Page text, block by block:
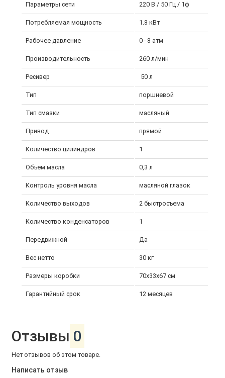
Параметры сети 220 В / 50 Гц / 1ф
Потребляемая мощность 1.8 кВт
Рабочее давление 0 - 8 атм
Производительность 260 л/мин
Ресивер 50 л
Тип поршневой
Тип смазки масляный
Привод прямой
Количество цилиндров 1
Объем масла 0,3 л
Контроль уровня масла масляной глазок
Количество выходов 2 быстросъема
Количество конденсаторов 1
Передвижной Да
Вес нетто 30 кг
Размеры коробки 70х33х67 см
Гарантийный срок 12 месяцев
Отзывы 0
Нет отзывов об этом товаре.
Написать отзыв